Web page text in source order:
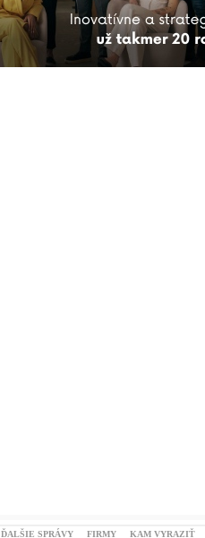
ĎALŠIE SPRÁVY FIRMY KAM VYRAZIŤ